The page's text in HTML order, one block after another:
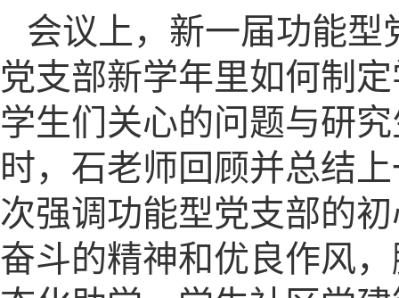
会议上，新一届功能
党支部新学年里如何制
学生们关心的问题与研
时，石老师回顾并总结
次强调功能型党支部的
奋斗的精神和优良作风